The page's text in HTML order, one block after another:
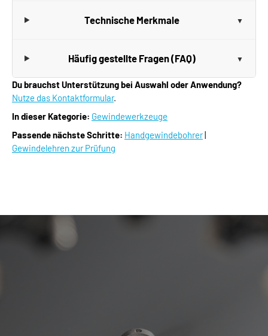
Technische Merkmale
Häufig gestellte Fragen (FAQ)
Du brauchst Unterstützung bei Auswahl oder Anwendung?
Nutze das Kontaktformular.
In dieser Kategorie: Gewindewerkzeuge
Passende nächste Schritte: Handgewindebohrer|
Gewindelehren zur Prüfung